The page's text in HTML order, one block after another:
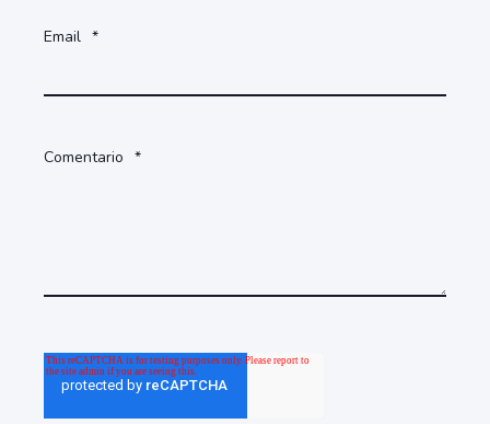
Email *
Comentario *